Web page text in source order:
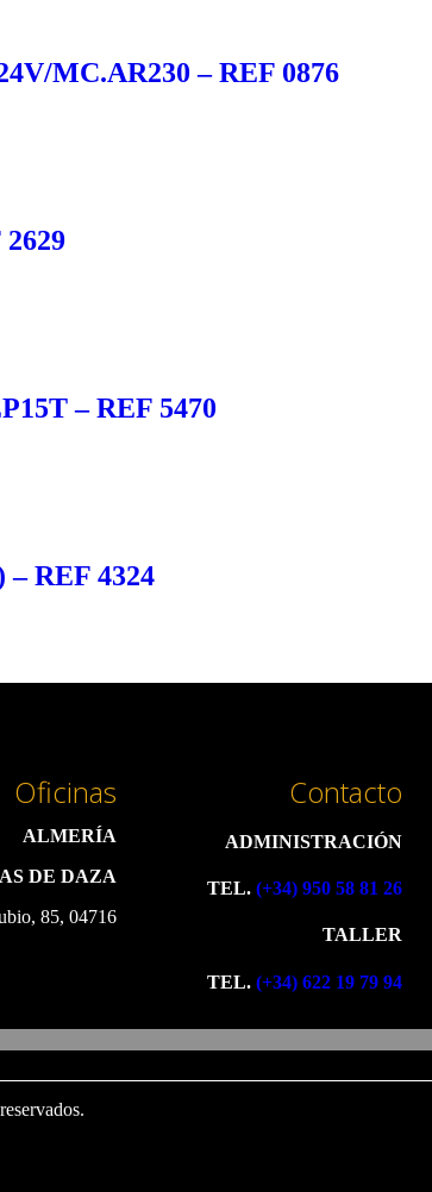
MC.AR230 – REF 0876
– REF 5470
– REF 4324
Oficinas
ALMERÍA
DE DAZA
85, 04716
Contacto
ADMINISTRACIÓN
TEL. (+34) 950 58 81 26
TALLER
TEL. (+34) 622 19 79 94